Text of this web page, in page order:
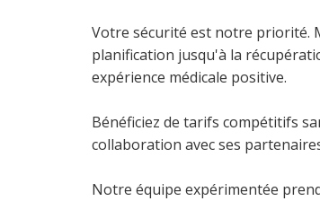
Votre sécurité est notre priorité.
planification jusqu'à la
expérience médicale positive.
Bénéficiez de tarifs compétitifs
collaboration avec ses
Notre équipe expérimentée